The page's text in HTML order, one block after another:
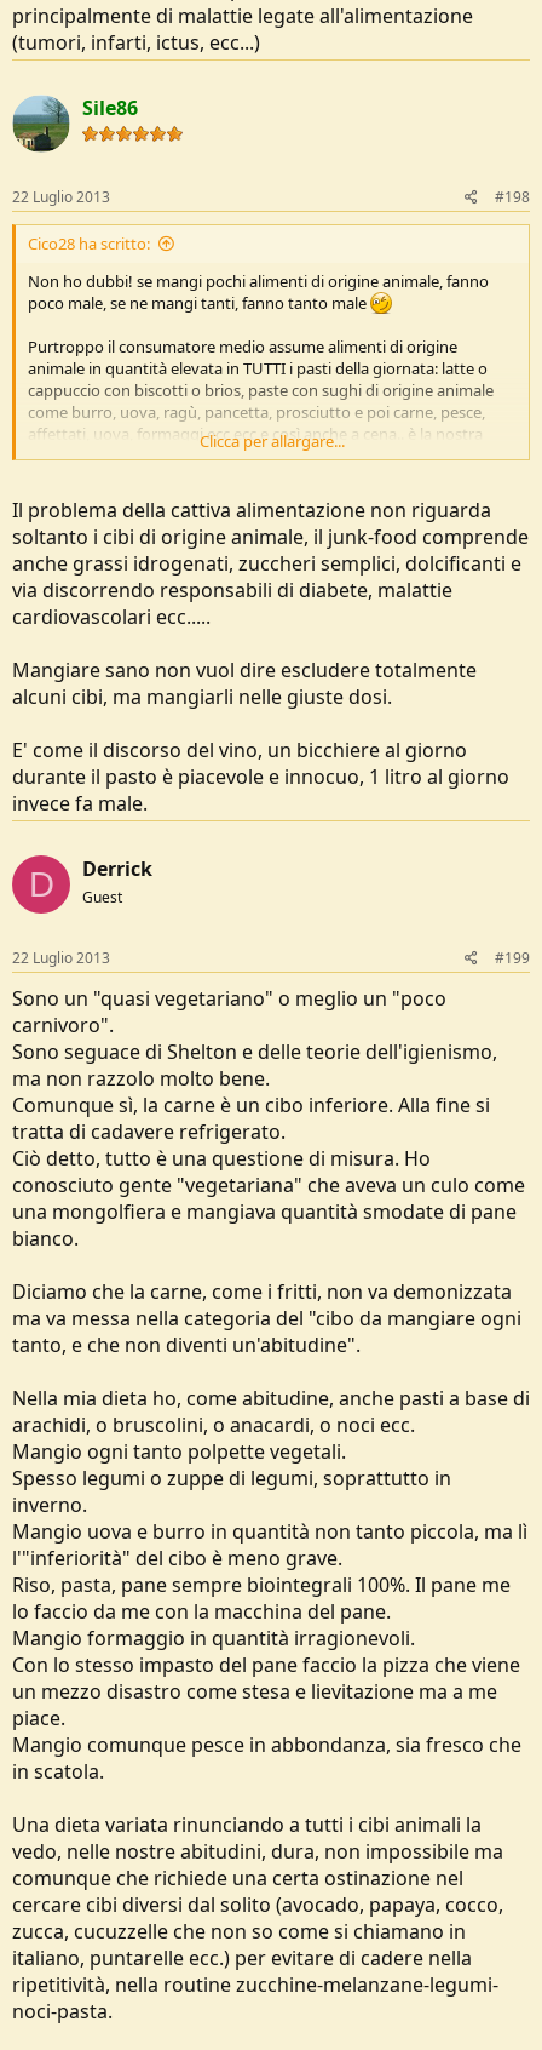
principalmente di malattie legate all'alimentazione
(tumori, infarti, ictus, ecc...)
Sile86
22 Luglio 2013 #198
Cico28 ha scritto:
Non ho dubbi! se mangi pochi alimenti di origine animale, fanno
poco male, se ne mangi tanti, fanno tanto male
Purtroppo il consumatore medio assume alimenti di origine
animale in quantità elevata in TUTTI i pasti della giornata: latte o
cappuccio con biscotti o brios, paste con sughi di origine animale
come burro, uova, ragù, pancetta, prosciutto e poi carne, pesce,
affettati, uova, formaggi ecc ecc e così anche a cena.. è la nostra
cultura ignorante e la gola che comanda, non la consapevolezza.
Come dice il Dott. Colin Campbell (vi consiglio il suo libro "The China
Study" per regalarvi qualce anno di vita in più, o nel migliore dei casi
una vecchiaia meno malata), nei paesi ricchi, come l'italia, i morti di
vecchiaia sono finiti; ora si morirà tutti prematuramente
principalmente di malattie legate all'alimentazione (tumori, infarti,
ictus, ecc...)
Clicca per allargare...
Il problema della cattiva alimentazione non riguarda
soltanto i cibi di origine animale, il junk-food comprende
anche grassi idrogenati, zuccheri semplici, dolcificanti e
via discorrendo responsabili di diabete, malattie
cardiovascolari ecc.....
Mangiare sano non vuol dire escludere totalmente
alcuni cibi, ma mangiarli nelle giuste dosi.
E' come il discorso del vino, un bicchiere al giorno
durante il pasto è piacevole e innocuo, 1 litro al giorno
invece fa male.
D Derrick
Guest
22 Luglio 2013 #199
Sono un "quasi vegetariano" o meglio un "poco
carnivoro".
Sono seguace di Shelton e delle teorie dell'igienismo,
ma non razzolo molto bene.
Comunque sì, la carne è un cibo inferiore. Alla fine si
tratta di cadavere refrigerato.
Ciò detto, tutto è una questione di misura. Ho
conosciuto gente "vegetariana" che aveva un culo come
una mongolfiera e mangiava quantità smodate di pane
bianco.
Diciamo che la carne, come i fritti, non va demonizzata
ma va messa nella categoria del "cibo da mangiare ogni
tanto, e che non diventi un'abitudine".
Nella mia dieta ho, come abitudine, anche pasti a base di
arachidi, o bruscolini, o anacardi, o noci ecc.
Mangio ogni tanto polpette vegetali.
Spesso legumi o zuppe di legumi, soprattutto in
inverno.
Mangio uova e burro in quantità non tanto piccola, ma lì
l'"inferiorità" del cibo è meno grave.
Riso, pasta, pane sempre biointegrali 100%. Il pane me
lo faccio da me con la macchina del pane.
Mangio formaggio in quantità irragionevoli.
Con lo stesso impasto del pane faccio la pizza che viene
un mezzo disastro come stesa e lievitazione ma a me
piace.
Mangio comunque pesce in abbondanza, sia fresco che
in scatola.
Una dieta variata rinunciando a tutti i cibi animali la
vedo, nelle nostre abitudini, dura, non impossibile ma
comunque che richiede una certa ostinazione nel
cercare cibi diversi dal solito (avocado, papaya, cocco,
zucca, cucuzzelle che non so come si chiamano in
italiano, puntarelle ecc.) per evitare di cadere nella
ripetitività, nella routine zucchine-melanzane-legumi-
noci-pasta.